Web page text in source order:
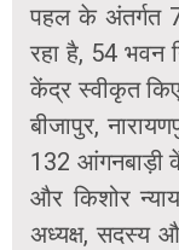
पहल के अंतर्गत
रहा है, 54 भवन
केंद्र स्वीकृत
बीजापुर,
132 आंगनबाड़ी
और किशोर
अध्यक्ष, सदस्य